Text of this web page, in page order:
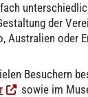
der
Australien oder
Besuchern
sowie im